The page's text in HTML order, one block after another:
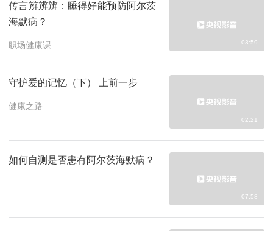
传言辨辨辨：睡得好能预防阿尔茨
海默病？
职场健康课 03:59
守护爱的记忆（下） 上前一步
健康之路
02:21
如何自测是否患有阿尔茨海默病？
07:58